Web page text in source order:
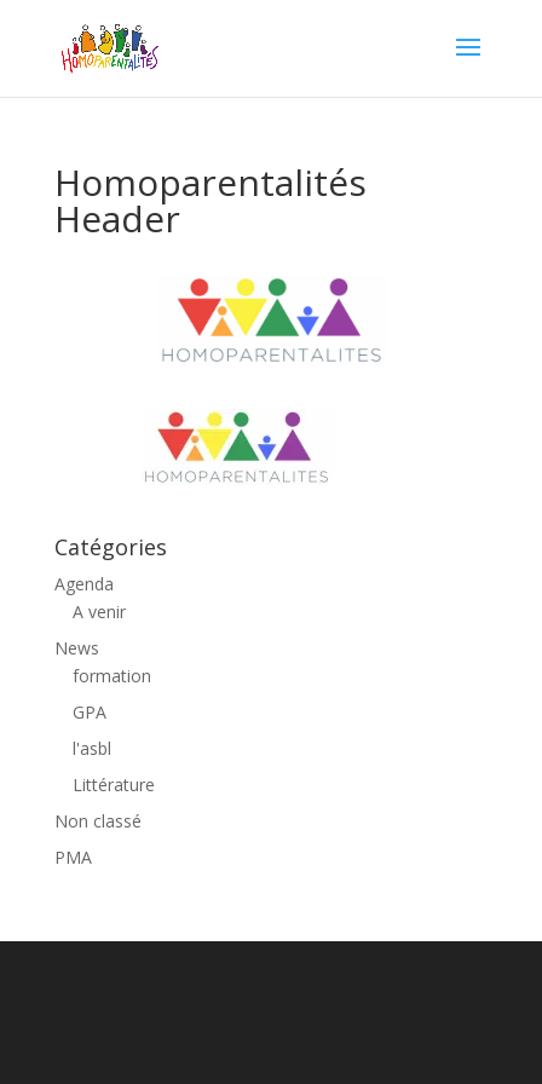
Homoparentalités
Header
Catégories
Agenda
A venir
News
formation
GPA
l'asbl
Littérature
Non classé
PMA